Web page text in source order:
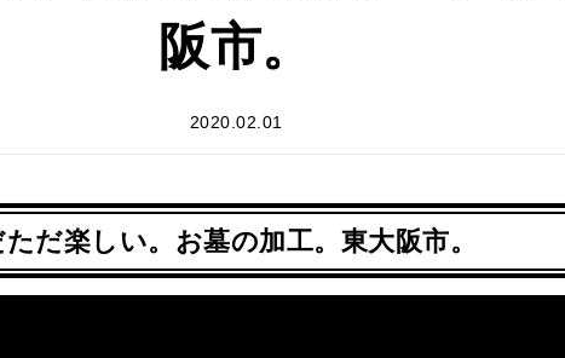
阪市。
2020.02.01
だ楽しい。お墓の加工。東大阪市。